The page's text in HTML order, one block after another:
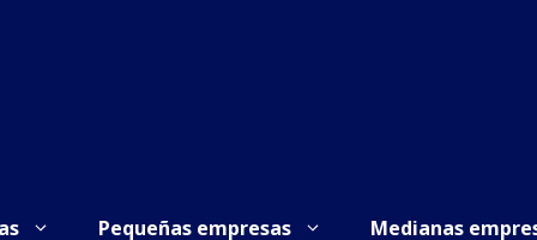
Pequeñas empresas Medianas